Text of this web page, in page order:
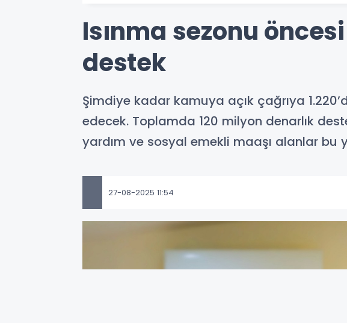
Isınma sezonu
destek
Şimdiye kadar kamuya açık çağrıya
edecek. Toplamda 120 milyon denarlık
yardım ve sosyal emekli maaşı alanlar
27-08-2025 11:54